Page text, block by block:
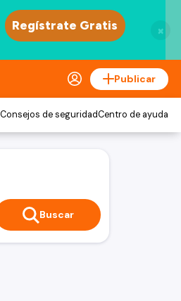
×
Publicar
Consejos de seguridadCentro de ayuda
Buscar